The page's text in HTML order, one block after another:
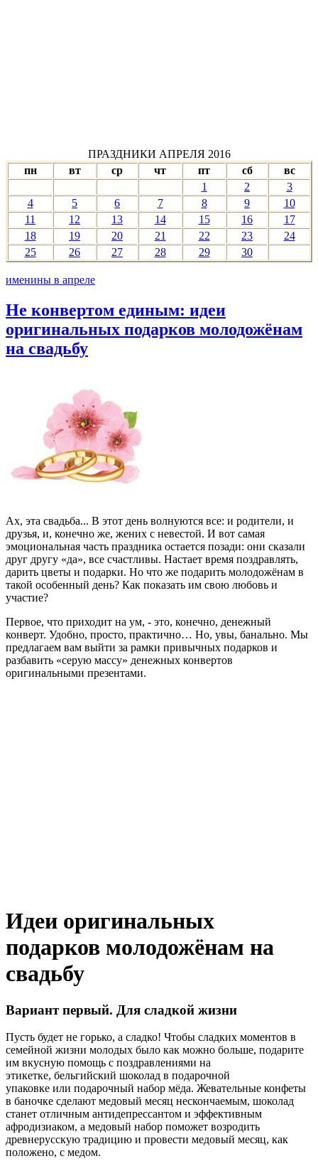
ПРАЗДНИКИ АПРЕЛЯ 2016
пн
вт ср чт пт сб
вс
1
2
3
4
5 6 7 8 9
10
11
12 13 14 15 16
17
18
19 20 21 22 23
24
25
26 27 28 29 30
именины в апреле
Не конвертом единым: идеи
оригинальных подарков молодожёнам
на свадьбу
Ах, эта свадьба... В этот день волнуются все: и родители, и
друзья, и, конечно же, жених с невестой. И вот самая
эмоциональная часть праздника остается позади: они сказали
друг другу «да», все счастливы. Настает время поздравлять,
дарить цветы и подарки. Но что же подарить молодожёнам в
такой особенный день? Как показать им свою любовь и
участие?
Первое, что приходит на ум, - это, конечно, денежный
конверт. Удобно, просто, практично… Но, увы, банально. Мы
предлагаем вам выйти за рамки привычных подарков и
разбавить «серую массу» денежных конвертов
оригинальными презентами.
Идеи оригинальных
подарков молодожёнам на
свадьбу
Вариант первый. Для сладкой жизни
Пусть будет не горько, а сладко! Чтобы сладких моментов в
семейной жизни молодых было как можно больше, подарите
им вкусную помощь с поздравлениями на
этикетке, бельгийский шоколад в подарочной
упаковке или подарочный набор мёда. Жевательные конфеты
в баночке сделают медовый месяц нескончаемым, шоколад
станет отличным антидепрессантом и эффективным
афродизиаком, а медовый набор поможет возродить
древнерусскую традицию и провести медовый месяц, как
положено, с медом.